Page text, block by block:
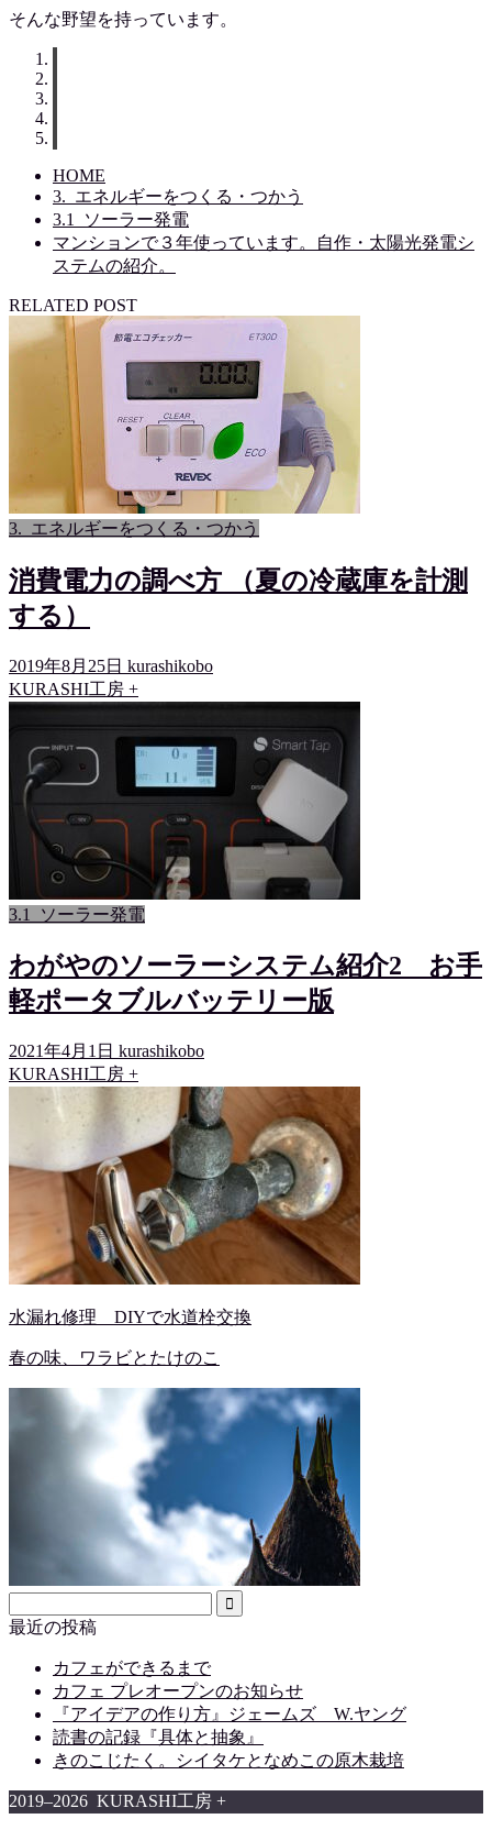
そんな野望を持っています。
HOME
3._エネルギーをつくる・つかう
3.1_ソーラー発電
マンションで３年使っています。自作・太陽光発電シ
ステムの紹介。
RELATED POST
3._エネルギーをつくる・つかう
消費電力の調べ方 （夏の冷蔵庫を計測
する）
2019年8月25日 kurashikobo
KURASHI工房 +
3.1_ソーラー発電
わがやのソーラーシステム紹介2 お手
軽ポータブルバッテリー版
2021年4月1日 kurashikobo
KURASHI工房 +
水漏れ修理 DIYで水道栓交換
春の味、ワラビとたけのこ
最近の投稿
カフェができるまで
カフェ プレオープンのお知らせ
『アイデアの作り方』ジェームズ W.ヤング
読書の記録『具体と抽象』
きのこじたく。シイタケとなめこの原木栽培
2019–2026 KURASHI工房 +